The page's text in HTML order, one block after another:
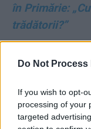
Do Not
If you wish to opt-
processing of your
targeted
în Primărie:
trădătorii?”
Înaltă Poartă,
criminale și
despre UE
pentru